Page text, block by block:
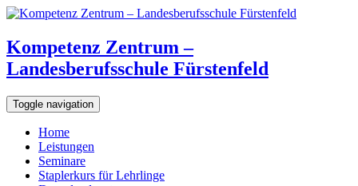
Kompetenz Zentrum –
Landesberufsschule Fürstenfeld
Toggle navigation
Home
Leistungen
Seminare
Staplerkurs für Lehrlinge